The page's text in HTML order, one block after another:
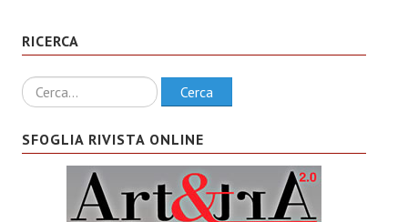
RICERCA
Ricerca Cerca
SFOGLIA RIVISTA ONLINE